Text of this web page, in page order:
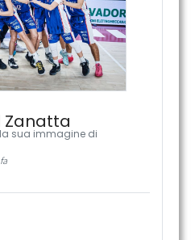
Zanatta
sua immagine di